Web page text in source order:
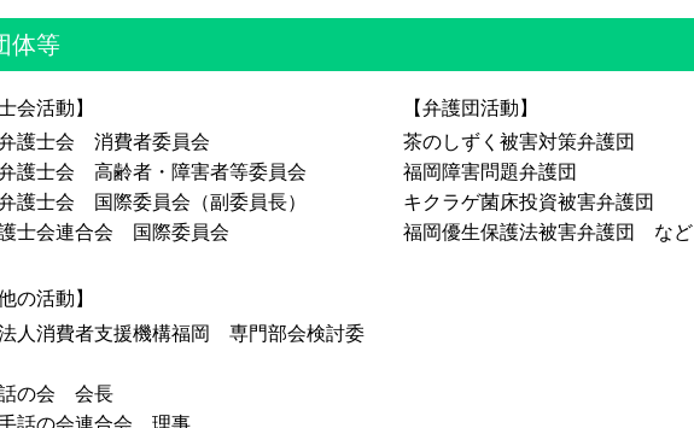
任意後見制度について
成年後見人 報酬
法定後見制度
法定後見制度 わかりやすく
任意後見制度 費用
成年後見人 登記
体等
会活動】
護士会 消費者委員会
護士会 高齢者・障害者等委員会
護士会 国際委員会（副委員長）
士会連合会 国際委員会
【弁護団活動】
茶のしずく被害対策弁護団
福岡障害問題弁護団
キクラゲ菌床投資被害弁護団
福岡優生保護法被害弁護団 など
の活動】
人消費者支援機構福岡 専門部会検討委
の会 会長